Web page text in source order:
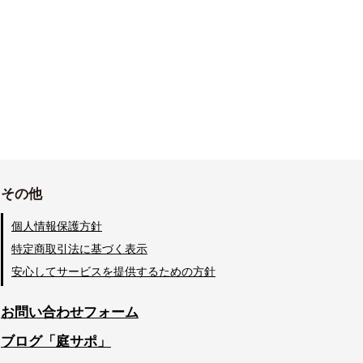
その他
個人情報保護方針
特定商取引法に基づく表示
安心してサービスを提供するための方針
お問い合わせフォーム
ブログ「庭サポ」